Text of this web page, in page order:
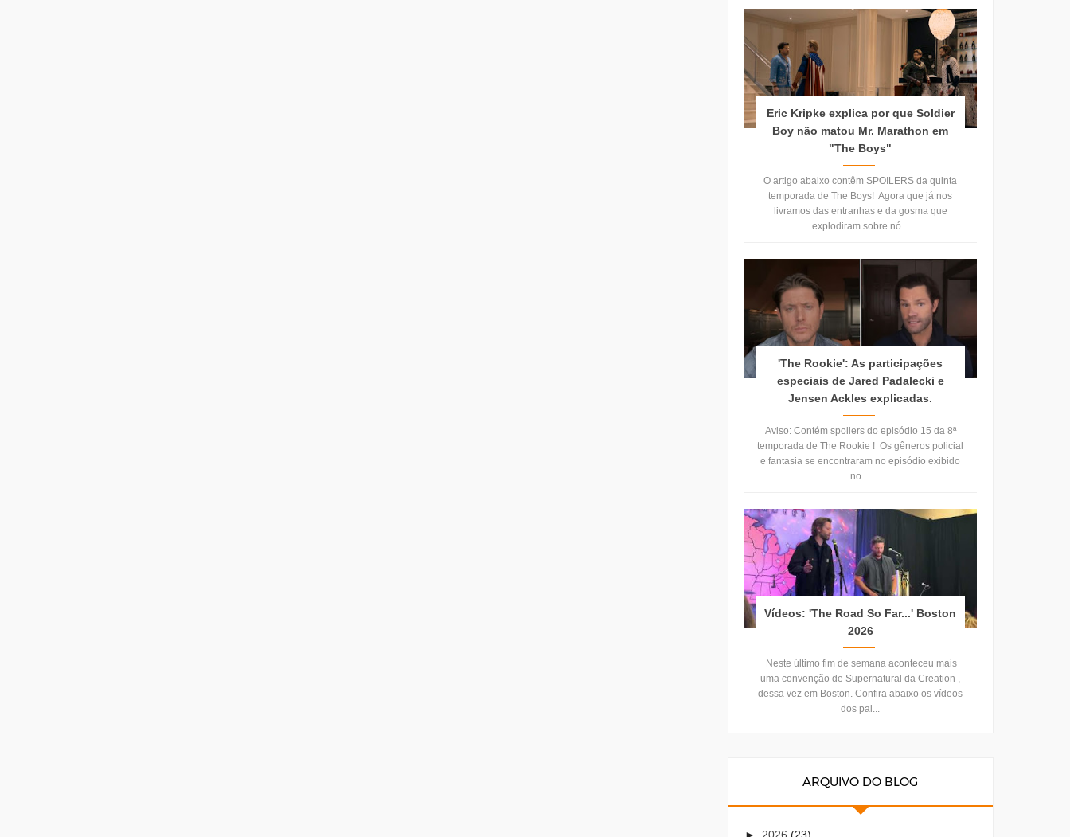
Eric Kripke explica por que Soldier
Boy não matou Mr. Marathon em
"The Boys"
O artigo abaixo contêm SPOILERS da quinta
temporada de The Boys! Agora que já nos
livramos das entranhas e da gosma que
explodiram sobre nó...
'The Rookie': As participações
especiais de Jared Padalecki e
Jensen Ackles explicadas.
Aviso: Contém spoilers do episódio 15 da 8ª
temporada de The Rookie ! Os gêneros policial
e fantasia se encontraram no episódio exibido
no ...
Vídeos: 'The Road So Far...' Boston
2026
Neste último fim de semana aconteceu mais
uma convenção de Supernatural da Creation ,
dessa vez em Boston. Confira abaixo os vídeos
dos pai...
ARQUIVO DO BLOG
► 2026 (23)